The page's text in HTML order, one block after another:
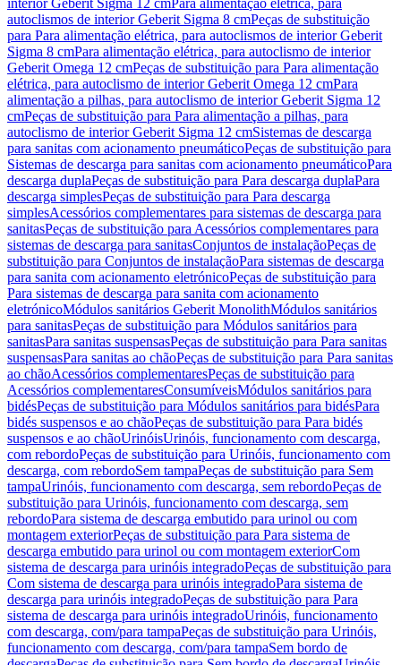
interior Geberit Sigma 12 cmPara alimentação elétrica, para
autoclismos de interior Geberit Sigma 8 cmPeças de substituição
para Para alimentação elétrica, para autoclismos de interior Geberit
Sigma 8 cmPara alimentação elétrica, para autoclismo de interior
Geberit Omega 12 cmPeças de substituição para Para alimentação
elétrica, para autoclismo de interior Geberit Omega 12 cmPara
alimentação a pilhas, para autoclismo de interior Geberit Sigma 12
cmPeças de substituição para Para alimentação a pilhas, para
autoclismo de interior Geberit Sigma 12 cmSistemas de descarga
para sanitas com acionamento pneumáticoPeças de substituição para
Sistemas de descarga para sanitas com acionamento pneumáticoPara
descarga duplaPeças de substituição para Para descarga duplaPara
descarga simplesPeças de substituição para Para descarga
simplesAcessórios complementares para sistemas de descarga para
sanitasPeças de substituição para Acessórios complementares para
sistemas de descarga para sanitasConjuntos de instalaçãoPeças de
substituição para Conjuntos de instalaçãoPara sistemas de descarga
para sanita com acionamento eletrónicoPeças de substituição para
Para sistemas de descarga para sanita com acionamento
eletrónicoMódulos sanitários Geberit MonolithMódulos sanitários
para sanitasPeças de substituição para Módulos sanitários para
sanitasPara sanitas suspensasPeças de substituição para Para sanitas
suspensasPara sanitas ao chãoPeças de substituição para Para sanitas
ao chãoAcessórios complementaresPeças de substituição para
Acessórios complementaresConsumíveisMódulos sanitários para
bidésPeças de substituição para Módulos sanitários para bidésPara
bidés suspensos e ao chãoPeças de substituição para Para bidés
suspensos e ao chãoUrinóisUrinóis, funcionamento com descarga,
com rebordoPeças de substituição para Urinóis, funcionamento com
descarga, com rebordoSem tampaPeças de substituição para Sem
tampaUrinóis, funcionamento com descarga, sem rebordoPeças de
substituição para Urinóis, funcionamento com descarga, sem
rebordoPara sistema de descarga embutido para urinol ou com
montagem exteriorPeças de substituição para Para sistema de
descarga embutido para urinol ou com montagem exteriorCom
sistema de descarga para urinóis integradoPeças de substituição para
Com sistema de descarga para urinóis integradoPara sistema de
descarga para urinóis integradoPeças de substituição para Para
sistema de descarga para urinóis integradoUrinóis, funcionamento
com descarga, com/para tampaPeças de substituição para Urinóis,
funcionamento com descarga, com/para tampaSem bordo de